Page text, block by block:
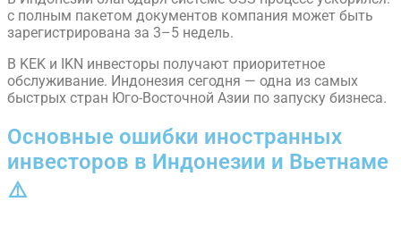
с полным пакетом документов компания может быть
зарегистрирована за 3–5 недель.
В KEK и IKN инвесторы получают приоритетное
обслуживание. Индонезия сегодня — одна из самых
быстрых стран Юго-Восточной Азии по запуску бизнеса.
Основные ошибки иностранных
инвесторов в Индонезии и Вьетнаме
⚠️